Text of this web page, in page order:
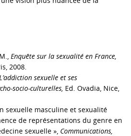
Enquête sur la sexualité en France,
2008.
sexuelle et ses
socio-culturelles, Ed. Ovadia, Nice,
sexuelle masculine et sexualité
de représentations du genre en
sexuelle », Communications,